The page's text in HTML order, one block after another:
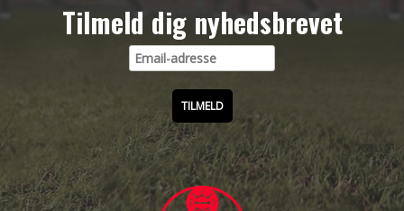
Tilmeld dig nyhedsbrevet